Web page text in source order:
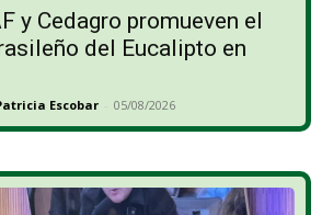
y Cedagro promueven el
del Eucalipto en
Escobar - 05/08/2026